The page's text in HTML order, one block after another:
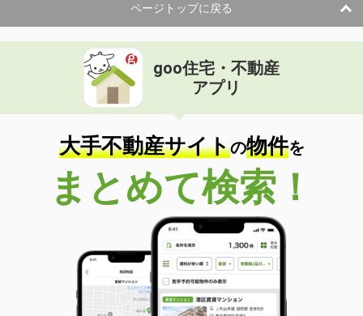
間取り
2LDK
福島県福島市西中央４丁目
価 格
住 所
福島県福島市西中央４丁目
専有面積 42.37m²
間取り
1LDK
福島県郡山市田村町徳定字下河原
価 格
4.70万円
福島県郡山市田村町徳定字下河原
34m²
間取り
ワンルーム
福島県郡山市字十貫河原
ページトップに戻る
goo住宅・不動産
アプリ
大手不動産サイトの物件を
まとめて検索！